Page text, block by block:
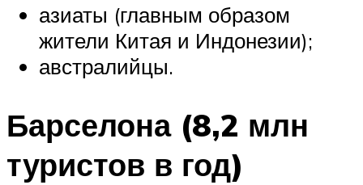
азиаты (главным образом
жители Китая и Индонезии);
австралийцы.
Барселона (8,2 млн
туристов в год)